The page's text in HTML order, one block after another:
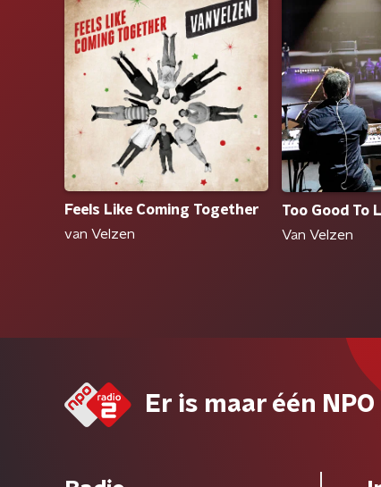
Feels Like Coming Together
van Velzen
Too Good To
Van Velzen
Er is maar één